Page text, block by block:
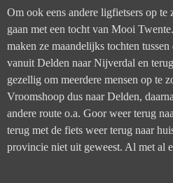
Om ook eens andere ligfietsers op te
gaan met een tocht van Mooi
maken ze maandelijks tochten
vanuit Delden naar Nijverdal en
gezellig om meerdere mensen op te
Vroomshoop dus naar Delden,
andere route o.a. Goor weer terug
terug met de fiets weer terug naar
provincie niet uit geweest. Al met al